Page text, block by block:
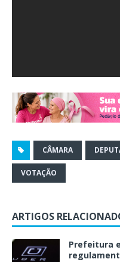
CÂMARA
VOTAÇÃO
ARTIGOS
Prefeitura